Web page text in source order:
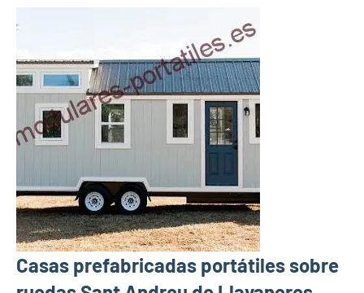
Casas prefabricadas portátiles sobre